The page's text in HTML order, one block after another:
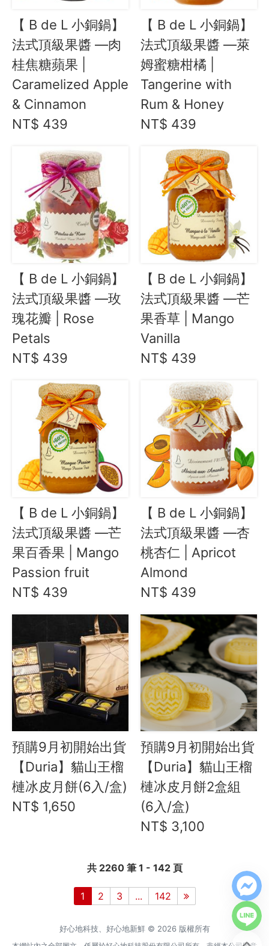
【 B de L 小銅鍋】
法式頂級果醬 —肉
桂焦糖蘋果 |
Caramelized Apple
& Cinnamon
NT$ 439
【 B de L 小銅鍋】
法式頂級果醬 —萊
姆蜜糖柑橘 |
Tangerine with
Rum & Honey
NT$ 439
【 B de L 小銅鍋】
法式頂級果醬 —玫
瑰花瓣 | Rose
Petals
NT$ 439
【 B de L 小銅鍋】
法式頂級果醬 —芒
果香草 | Mango
Vanilla
NT$ 439
【 B de L 小銅鍋】
法式頂級果醬 —芒
果百香果 | Mango
Passion fruit
NT$ 439
【 B de L 小銅鍋】
法式頂級果醬 —杏
桃杏仁 | Apricot
Almond
NT$ 439
預購9月初開始出貨
【Duria】貓山王榴
槤冰皮月餅(6入/盒)
NT$ 1,650
預購9月初開始出貨
【Duria】貓山王榴
槤冰皮月餅2盒組
(6入/盒)
NT$ 3,100
共 2260 筆 1 - 142 頁
1 2 3 ... 142
好心地科技、好心地新鮮 © 2026 版權所有